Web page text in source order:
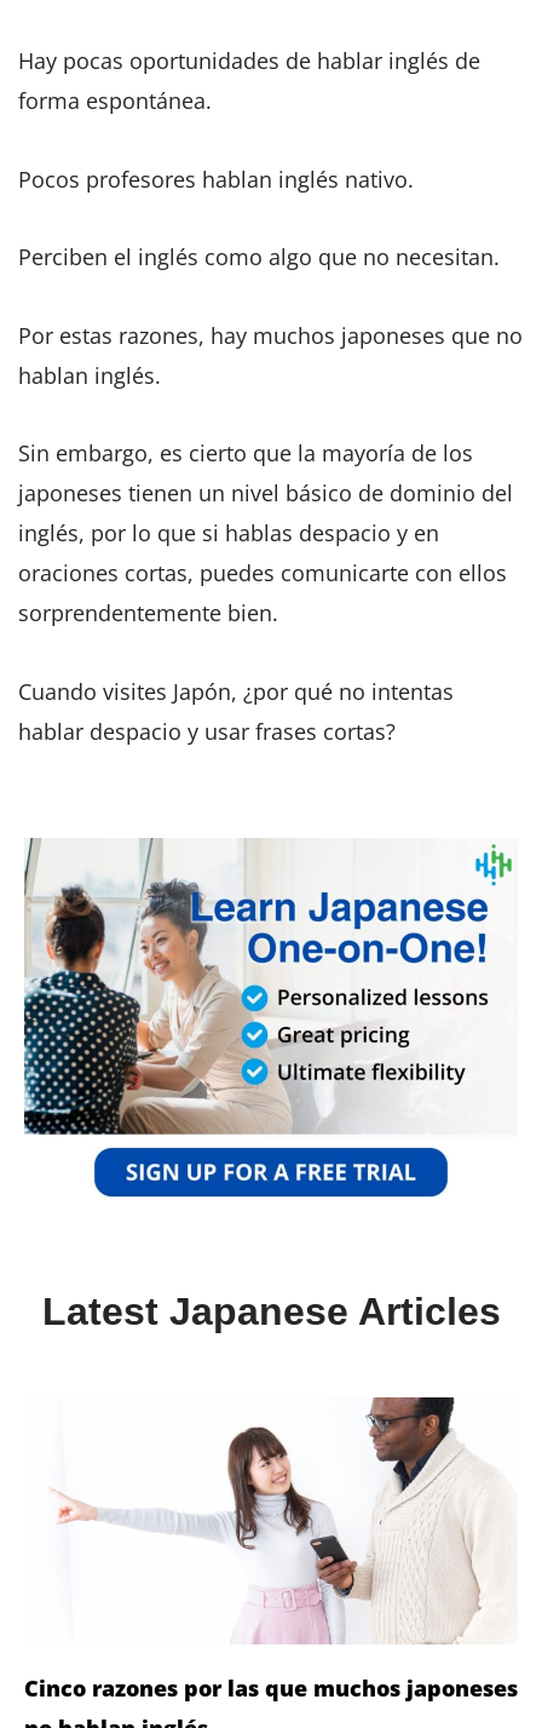
Hay pocas oportunidades de hablar inglés de
forma espontánea.
Pocos profesores hablan inglés nativo.
Perciben el inglés como algo que no necesitan.
Por estas razones, hay muchos japoneses que no
hablan inglés.
Sin embargo, es cierto que la mayoría de los
japoneses tienen un nivel básico de dominio del
inglés, por lo que si hablas despacio y en
oraciones cortas, puedes comunicarte con ellos
sorprendentemente bien.
Cuando visites Japón, ¿por qué no intentas
hablar despacio y usar frases cortas?
Latest Japanese Articles
Cinco razones por las que muchos japoneses